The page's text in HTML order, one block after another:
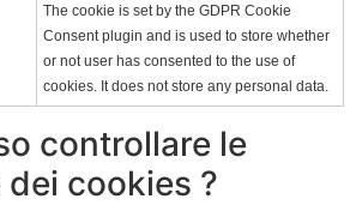
The cookie is set by the GDPR Cookie
Consent plugin and is used to store whether
or not user has consented to the use of
cookies. It does not store any personal data.
controllare le
dei cookies ?